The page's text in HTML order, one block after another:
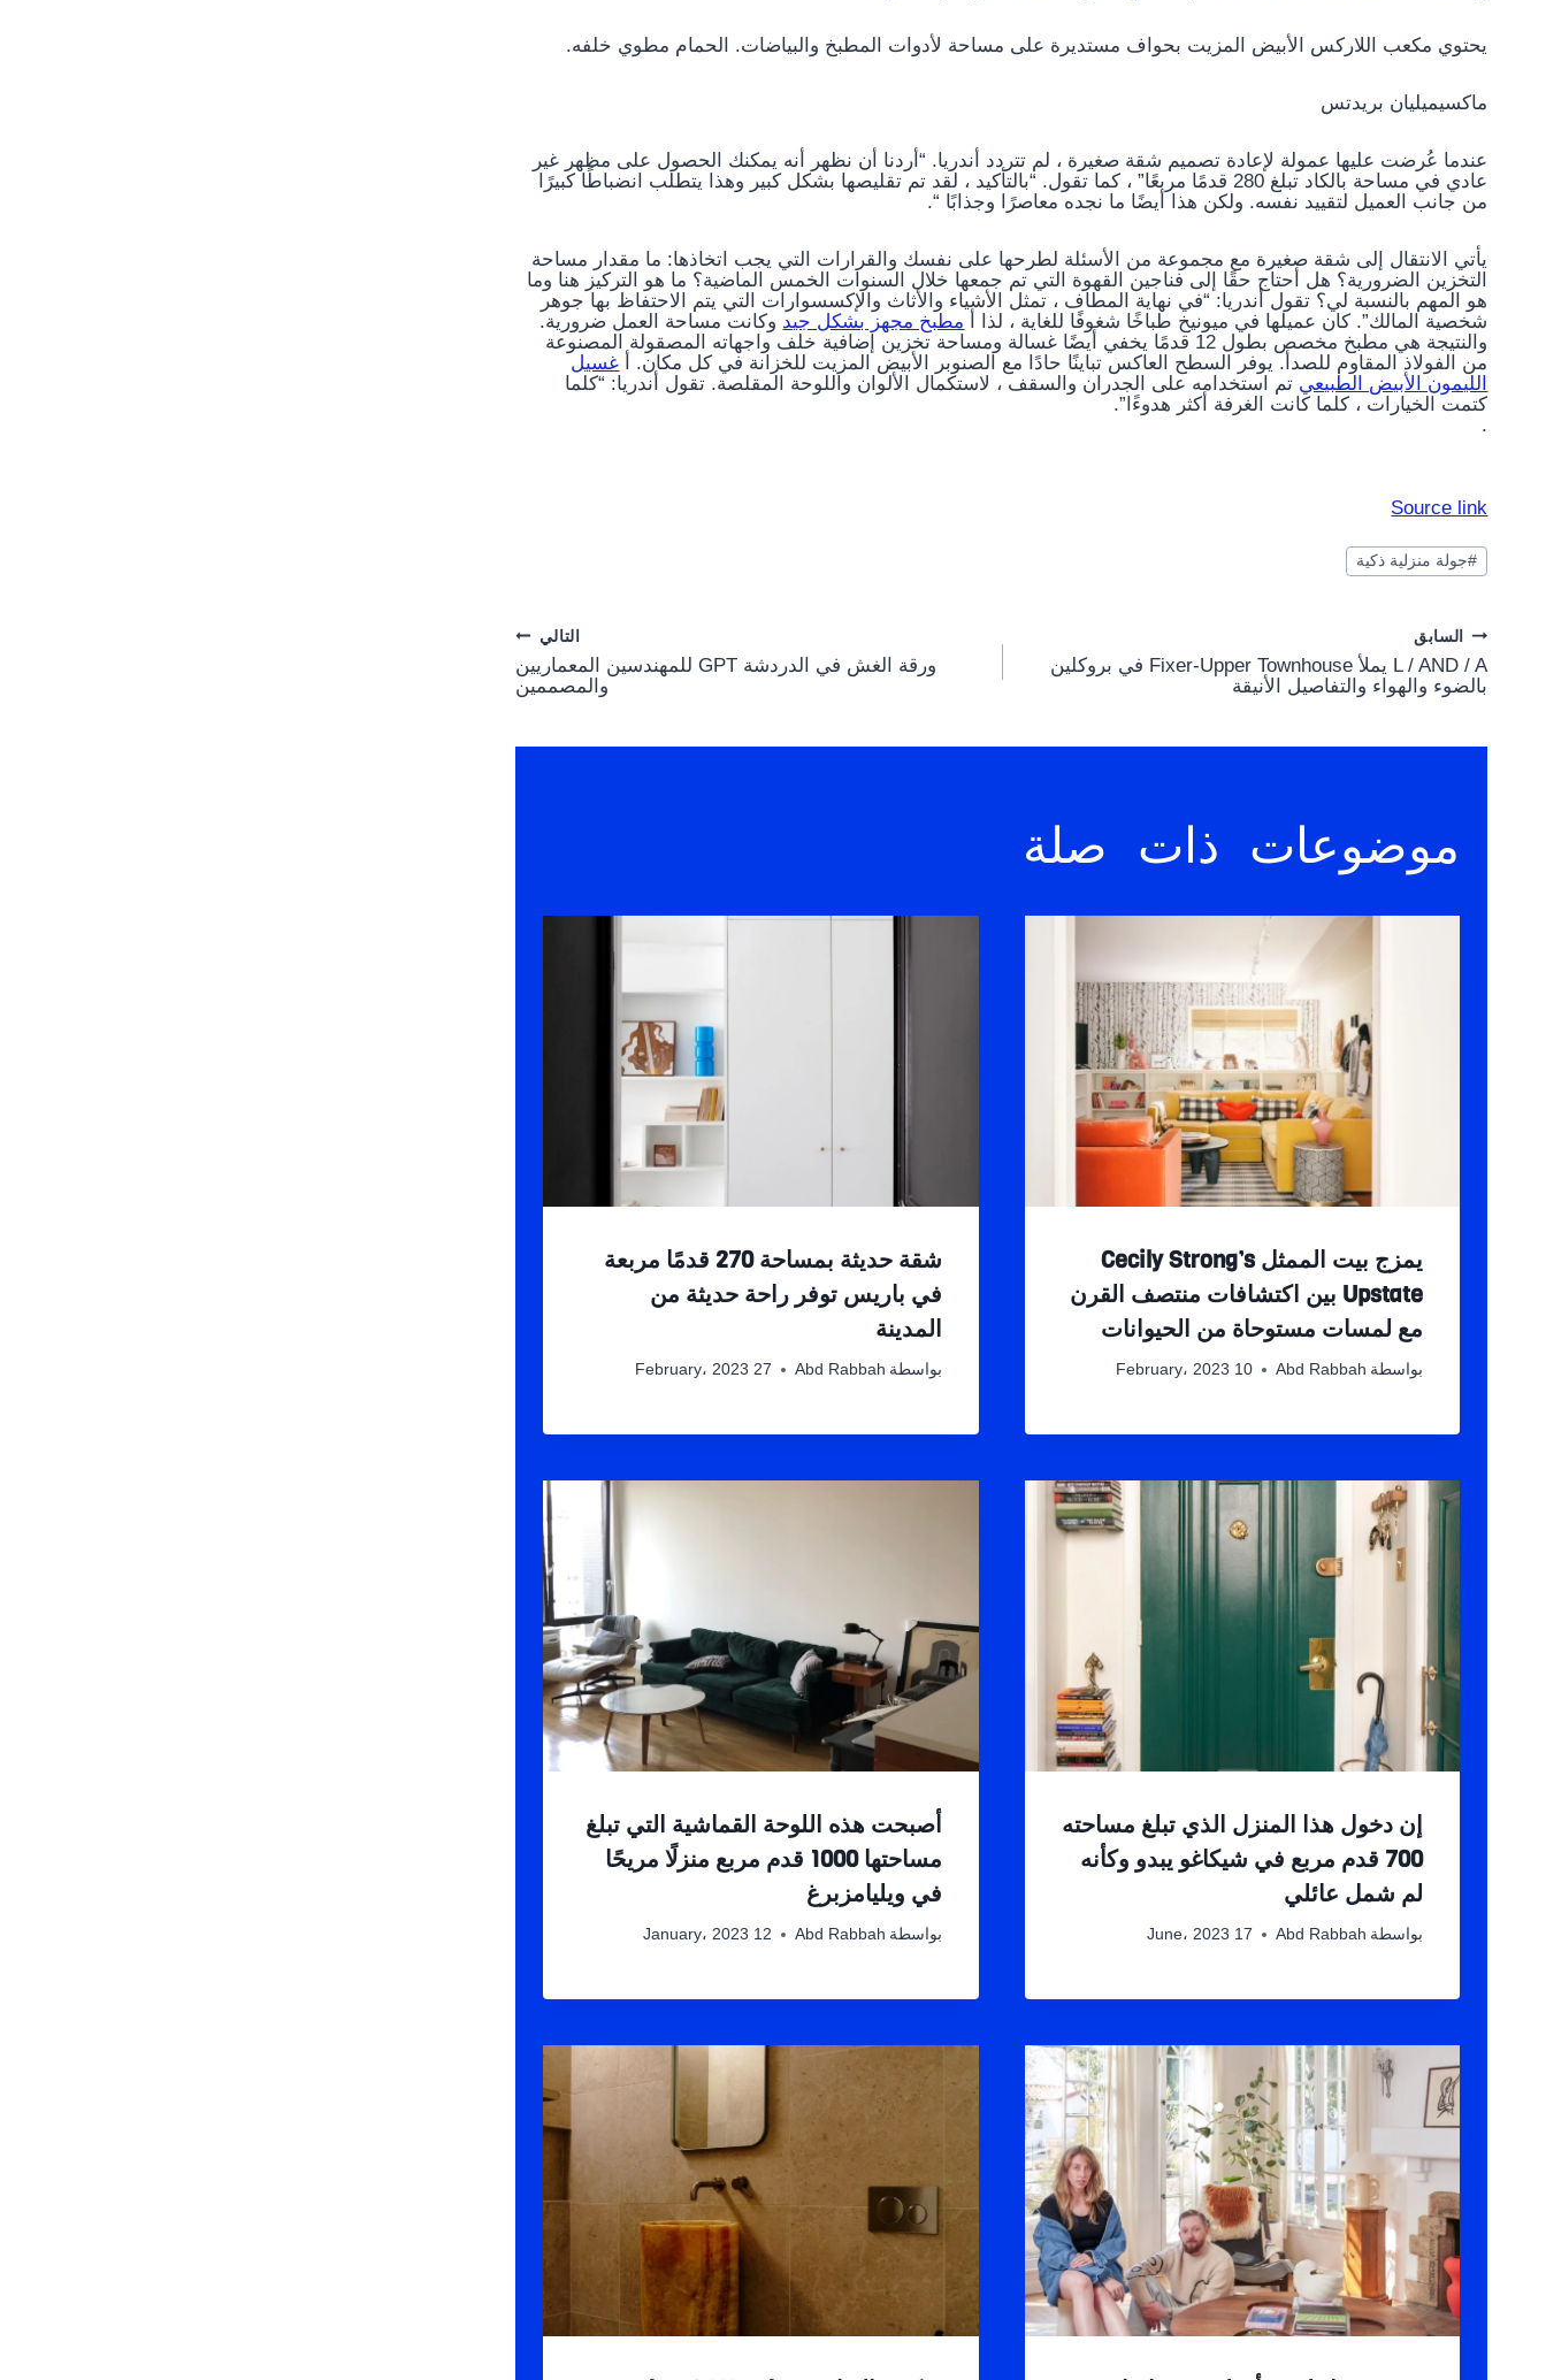
يحتوي مكعب اللاركس الأبيض المزيت بحواف مستديرة على مساحة لأدوات المطبخ والبياضات. الحمام مطوي خلفه.
ماكسيميليان بريدتس
عندما عُرضت عليها عمولة لإعادة تصميم شقة صغيرة ، لم تتردد أندريا. “أردنا أن نظهر أنه يمكنك الحصول على مظهر غير
عادي في مساحة بالكاد تبلغ 280 قدمًا مربعًا” ، كما تقول. “بالتأكيد ، لقد تم تقليصها بشكل كبير وهذا يتطلب انضباطًا كبيرًا
من جانب العميل لتقييد نفسه. ولكن هذا أيضًا ما نجده معاصرًا وجذابًا “.
يأتي الانتقال إلى شقة صغيرة مع مجموعة من الأسئلة لطرحها على نفسك والقرارات التي يجب اتخاذها: ما مقدار مساحة
التخزين الضرورية؟ هل أحتاج حقًا إلى فناجين القهوة التي تم جمعها خلال السنوات الخمس الماضية؟ ما هو التركيز هنا وما
هو المهم بالنسبة لي؟ تقول أندريا: “في نهاية المطاف ، تمثل الأشياء والأثاث والإكسسوارات التي يتم الاحتفاظ بها جوهر
شخصية المالك”. كان عميلها في ميونيخ طباخًا شغوفًا للغاية ، لذا أ مطبخ مجهز بشكل جيد وكانت مساحة العمل ضرورية.
والنتيجة هي مطبخ مخصص بطول 12 قدمًا يخفي أيضًا غسالة ومساحة تخزين إضافية خلف واجهاته المصقولة المصنوعة
من الفولاذ المقاوم للصدأ. يوفر السطح العاكس تباينًا حادًا مع الصنوبر الأبيض المزيت للخزانة في كل مكان. أ غسيل
الليمون الأبيض الطبيعي تم استخدامه على الجدران والسقف ، لاستكمال الألوان واللوحة المقلصة. تقول أندريا: “كلما
كتمت الخيارات ، كلما كانت الغرفة أكثر هدوءًا”.
.
Source link
#جولة منزلية ذكية
Post
navigation
السابق
L / AND / A يملأ Fixer-Upper Townhouse في بروكلين
بالضوء والهواء والتفاصيل الأنيقة
التالي
ورقة الغش في الدردشة GPT للمهندسين المعماريين
والمصممين
موضوعات ذات صلة
يمزج بيت الممثل Cecily Strong’s
Upstate بين اكتشافات منتصف القرن
مع لمسات مستوحاة من الحيوانات
بواسطة Abd Rabbah 10 February، 2023
شقة حديثة بمساحة 270 قدمًا مربعة
في باريس توفر راحة حديثة من
المدينة
بواسطة Abd Rabbah 27 February، 2023
إن دخول هذا المنزل الذي تبلغ مساحته
700 قدم مربع في شيكاغو يبدو وكأنه
لم شمل عائلي
بواسطة Abd Rabbah 17 June، 2023
أصبحت هذه اللوحة القماشية التي تبلغ
مساحتها 1000 قدم مربع منزلًا مريحًا
في ويليامزبرغ
بواسطة Abd Rabbah 12 January، 2023